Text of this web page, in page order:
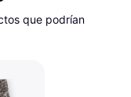
que podrían